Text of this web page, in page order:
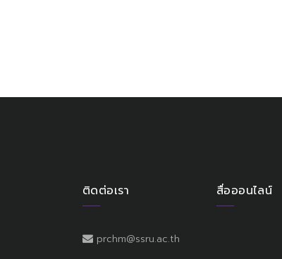
ติดต่อเรา
prchm@ssru.ac.th
สื่อออนไลน์